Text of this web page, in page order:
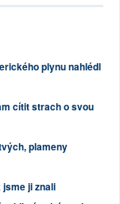
plynu nahlédl
cítit strach o svou
plameny
ji znali